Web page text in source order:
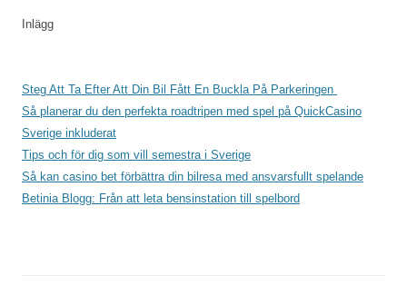
Inlägg
Steg Att Ta Efter Att Din Bil Fått En Buckla På Parkeringen
Så planerar du den perfekta roadtripen med spel på QuickCasino
Sverige inkluderat
Tips och för dig som vill semestra i Sverige
Så kan casino bet förbättra din bilresa med ansvarsfullt spelande
Betinia Blogg: Från att leta bensinstation till spelbord